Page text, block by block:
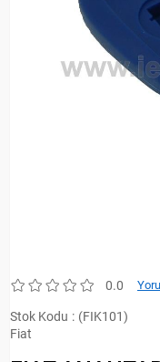
0.0
Stok Kodu
(FIK101)
Fiat